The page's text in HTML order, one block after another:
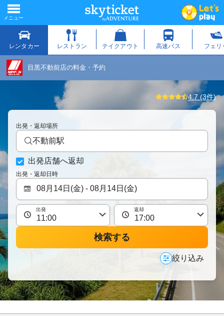
目黒不動前店の料金・予約
4.7 (3件)
出発・返却場所
不動前駅
出発店舗へ返却
出発・返却日時
出発 返却
検索する
絞り込み